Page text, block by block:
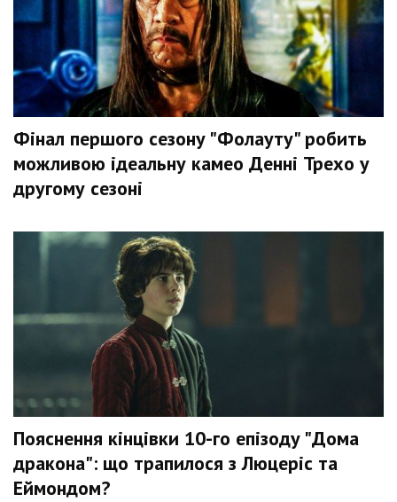
Фінал першого сезону "Фолауту" робить
можливою ідеальну камео Денні Трехо у
другому сезоні
Пояснення кінцівки 10-го епізоду "Дома
дракона": що трапилося з Люцеріс та
Еймондом?